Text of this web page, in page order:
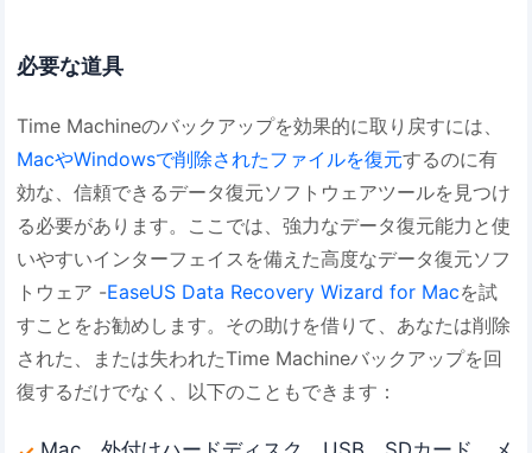
必要な道具
Time Machineのバックアップを効果的に取り戻すには、
MacやWindowsで削除されたファイルを復元するのに有
効な、信頼できるデータ復元ソフトウェアツールを見つけ
る必要があります。ここでは、強力なデータ復元能力と使
いやすいインターフェイスを備えた高度なデータ復元ソフ
トウェア -EaseUS Data Recovery Wizard for Macを試
すことをお勧めします。その助けを借りて、あなたは削除
された、または失われたTime Machineバックアップを回
復するだけでなく、以下のこともできます：